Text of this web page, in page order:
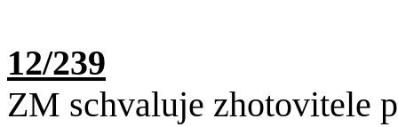
12/239
ZM schvaluje zhotovitele